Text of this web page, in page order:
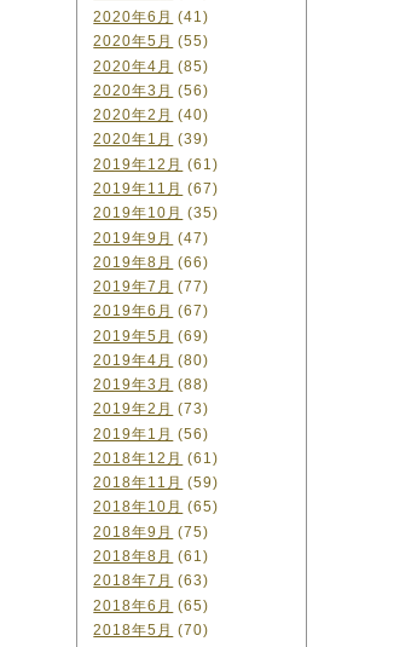
2020年6月 (41)
2020年5月 (55)
2020年4月 (85)
2020年3月 (56)
2020年2月 (40)
2020年1月 (39)
2019年12月 (61)
2019年11月 (67)
2019年10月 (35)
2019年9月 (47)
2019年8月 (66)
2019年7月 (77)
2019年6月 (67)
2019年5月 (69)
2019年4月 (80)
2019年3月 (88)
2019年2月 (73)
2019年1月 (56)
2018年12月 (61)
2018年11月 (59)
2018年10月 (65)
2018年9月 (75)
2018年8月 (61)
2018年7月 (63)
2018年6月 (65)
2018年5月 (70)